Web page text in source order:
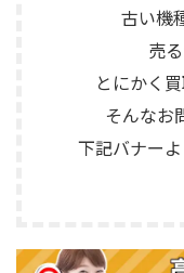
古い機
売
とにかく
そんなお
下記バナー